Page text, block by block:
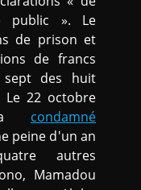
public ». Le
de prison et
de francs
sept des huit
Le 22 octobre
a condamné
peine d'un an
autres
Mamadou